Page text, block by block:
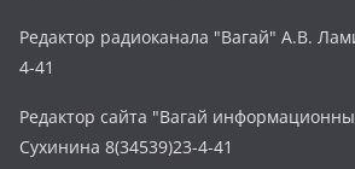
Редактор радиоканала "Вагай" А.В.
4-41
Редактор сайта "Вагай
Сухинина 8(34539)23-4-41